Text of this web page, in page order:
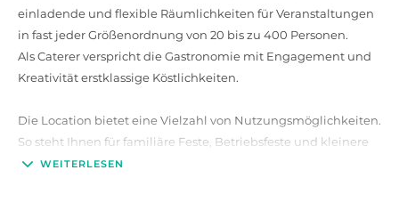
einladende und flexible Räumlichkeiten für Veranstaltungen
in fast jeder Größenordnung von 20 bis zu 400 Personen.
Als Caterer verspricht die Gastronomie mit Engagement und
Kreativität erstklassige Köstlichkeiten.
Die Location bietet eine Vielzahl von Nutzungsmöglichkeiten.
So steht Ihnen für familiäre Feste, Betriebsfeste und kleinere
Veranstaltungen die Rieckhof-Kneipe zur Verfügung; bei
WEITERLESEN